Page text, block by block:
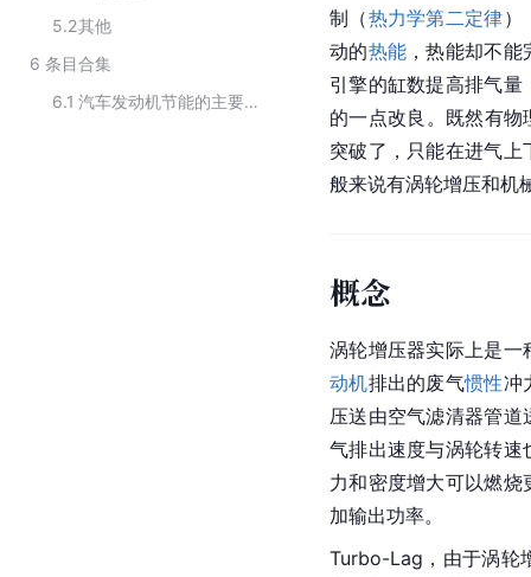
5.2其他
6 条目合集
6.1
汽车发动机节能的主要技术
制（热力学第二定律）
动的热能 ，热能却不
引擎的缸数提高排气
的一点改良。既然有
突破了，只能在进气
般来说有涡轮增压和机
概念
涡轮增压器实际上是
动机排出的废气惯性冲
压送由空气滤清器管
气排出速度与涡轮转速
力和密度增大可以燃
加输出功率。
Turbo-Lag，由于涡轮